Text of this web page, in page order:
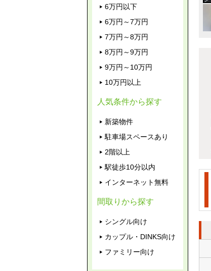
6万円以下
6万円～7万円
7万円～8万円
8万円～9万円
9万円～10万円
10万円以上
人気条件から探す
新築物件
駐車場スペースあり
2階以上
駅徒歩10分以内
インターネット無料
間取りから探す
シングル向け
カップル・DINKS向け
ファミリー向け